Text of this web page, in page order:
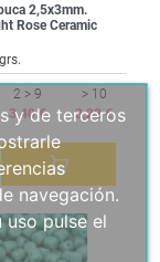
2,5x3mm.
Rose Ceramic
2 > 9
3,40 €
> 10
3,22 €
y de terceros
navegación.
uso pulse el